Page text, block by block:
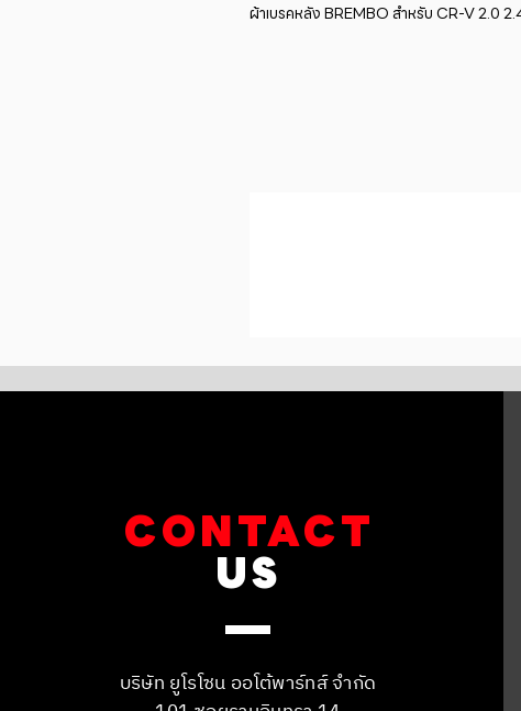
ผ้าเบรคหลัง BREMBO สำหรับ CR-V 2.0
CONTACT
US
บริษัท ยูโรโซน ออโต้พาร์ทส์ จำกัด